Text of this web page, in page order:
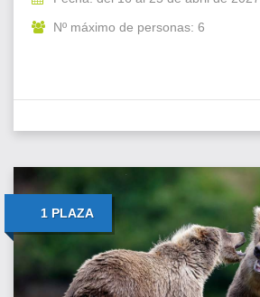
Nº máximo de personas: 6
1 PLAZA